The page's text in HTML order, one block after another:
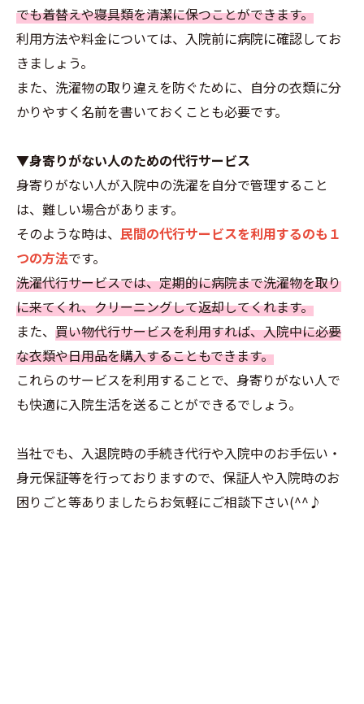
でも着替えや寝具類を清潔に保つことができます。
利用方法や料金については、入院前に病院に確認してお
きましょう。
また、洗濯物の取り違えを防ぐために、自分の衣類に分
かりやすく名前を書いておくことも必要です。
▼身寄りがない人のための代行サービス
身寄りがない人が入院中の洗濯を自分で管理すること
は、難しい場合があります。
そのような時は、 民間の代行サービスを利用するのも１
つの方法です。
洗濯代行サービスでは、定期的に病院まで洗濯物を取り
に来てくれ、クリーニングして返却してくれます。
また、 買い物代行サービスを利用すれば、入院中に必要
な衣類や日用品を購入することもできます。
これらのサービスを利用することで、身寄りがない人で
も快適に入院生活を送ることができるでしょう。
当社でも、入退院時の手続き代行や入院中のお手伝い・
身元保証等を行っておりますので、保証人や入院時のお
困りごと等ありましたらお気軽にご相談下さい(^^♪